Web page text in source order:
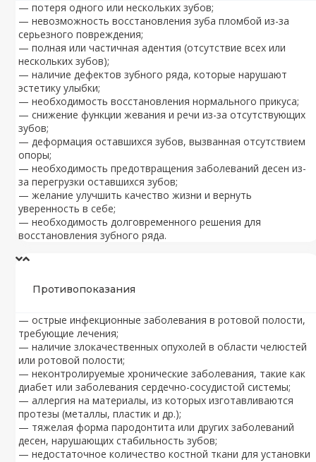
— потеря одного или нескольких зубов;
— невозможность восстановления зуба пломбой из-за
серьезного повреждения;
— полная или частичная адентия (отсутствие всех или
нескольких зубов);
— наличие дефектов зубного ряда, которые нарушают
эстетику улыбки;
— необходимость восстановления нормального прикуса;
— снижение функции жевания и речи из-за отсутствующих
зубов;
— деформация оставшихся зубов, вызванная отсутствием
опоры;
— необходимость предотвращения заболеваний десен из-
за перегрузки оставшихся зубов;
— желание улучшить качество жизни и вернуть
уверенность в себе;
— необходимость долговременного решения для
восстановления зубного ряда.
Противопоказания
— острые инфекционные заболевания в ротовой полости,
требующие лечения;
— наличие злокачественных опухолей в области челюстей
или ротовой полости;
— неконтролируемые хронические заболевания, такие как
диабет или заболевания сердечно-сосудистой системы;
— аллергия на материалы, из которых изготавливаются
протезы (металлы, пластик и др.);
— тяжелая форма пародонтита или других заболеваний
десен, нарушающих стабильность зубов;
— недостаточное количество костной ткани для установки